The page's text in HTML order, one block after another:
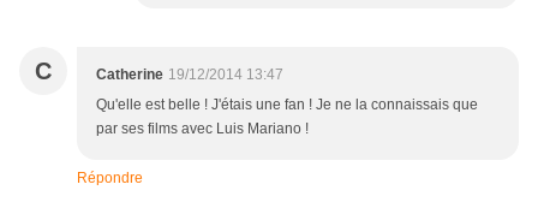
C Catherine 19/12/2014 13:47
Qu'elle est belle ! J'étais une fan ! Je ne la connaissais que
par ses films avec Luis Mariano !
Répondre